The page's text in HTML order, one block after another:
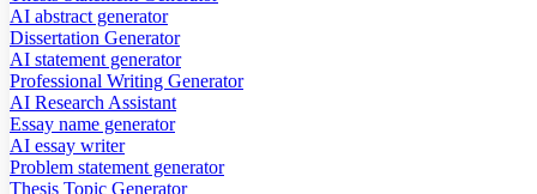
AI abstract generator
Dissertation Generator
AI statement generator
Professional Writing Generator
AI Research Assistant
Essay name generator
AI essay writer
Problem statement generator
Thesis Topic Generator